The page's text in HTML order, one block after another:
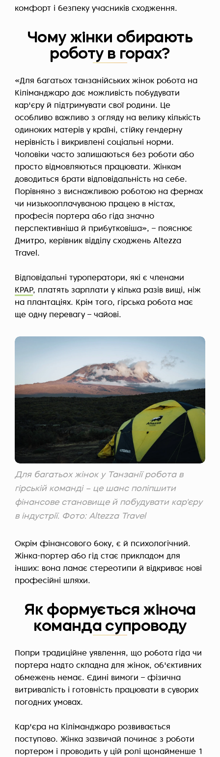
комфорт і безпеку учасників сходження.
Чому жінки обирають
роботу в горах?
«Для багатьох танзанійських жінок робота на
Кіліманджаро дає можливість побудувати
кар'єру й підтримувати свої родини. Це
особливо важливо з огляду на велику кількість
одиноких матерів у країні, стійку гендерну
нерівність і викривлені соціальні норми.
Чоловіки часто залишаються без роботи або
просто відмовляються працювати. Жінкам
доводиться брати відповідальність на себе.
Порівняно з виснажливою роботою на фермах
чи низькооплачуваною працею в містах,
професія портера або гіда значно
перспективніша й прибутковіша», – пояснює
Дмитро, керівник відділу сходжень Altezza
Travel.
Відповідальні туроператори, які є членами
KPAP, платять зарплати у кілька разів вищі, ніж
на плантаціях. Крім того, гірська робота має
ще одну перевагу – чайові.
Для багатьох жінок у Танзанії робота в
гірській команді – це шанс поліпшити
фінансове становище й побудувати кар'єру
в індустрії. Фото: Altezza Travel
Окрім фінансового боку, є й психологічний.
Жінка-портер або гід стає прикладом для
інших: вона ламає стереотипи й відкриває нові
професійні шляхи.
Як формується жіноча
команда супроводу
Попри традиційне уявлення, що робота гіда чи
портера надто складна для жінок, об'єктивних
обмежень немає. Єдині вимоги – фізична
витривалість і готовність працювати в суворих
погодних умовах.
Кар'єра на Кіліманджаро розвивається
поступово. Жінка зазвичай починає з роботи
портером і проводить у цій ролі щонайменше 1